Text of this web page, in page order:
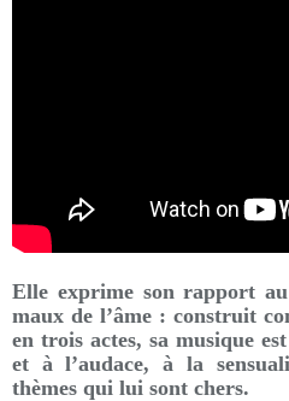
Elle exprime son rapport
maux de l’âme : construit
en trois actes, sa musique
et à l’audace, à la
thèmes qui lui sont chers.